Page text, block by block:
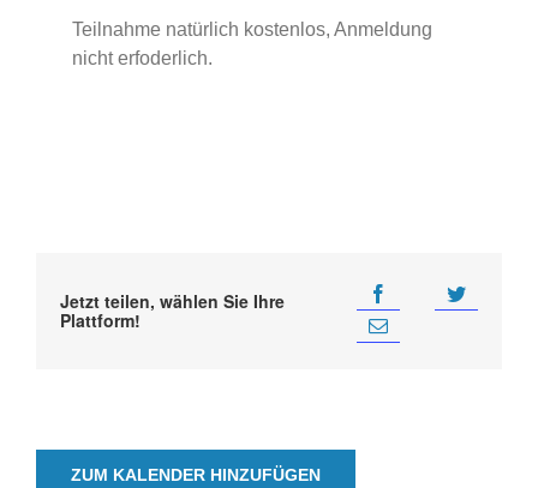
Teilnahme natürlich kostenlos, Anmeldung
nicht erfoderlich.
Jetzt teilen, wählen Sie Ihre
Plattform!
ZUM KALENDER HINZUFÜGEN